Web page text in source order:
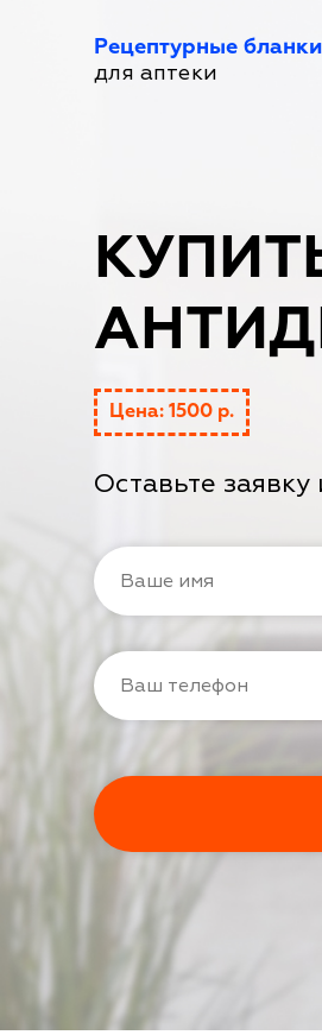
Рецептурные бланки
для аптеки
Цена: 1500 р.
Оставьте